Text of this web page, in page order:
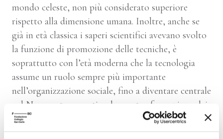
mondo celeste, non più considerato superiore
rispetto alla dimensione umana. Inoltre, anche se
già in età classica i saperi scientifici avevano svolto
la funzione di promozione delle tecniche, è
soprattutto con l’età moderna che la tecnologia
assume un ruolo sempre più importante
nell’organizzazione sociale, fino a diventare centrale
nel Novecento, a partire da una trasformazione dei
metodi scientifici che diventano sempre più
sperimentali.